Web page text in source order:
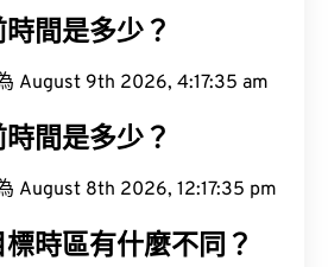
間是多少？
August 9th 2026, 4:17:36 am
間是多少？
August 8th 2026, 12:17:36 pm
時區有什麼不同？